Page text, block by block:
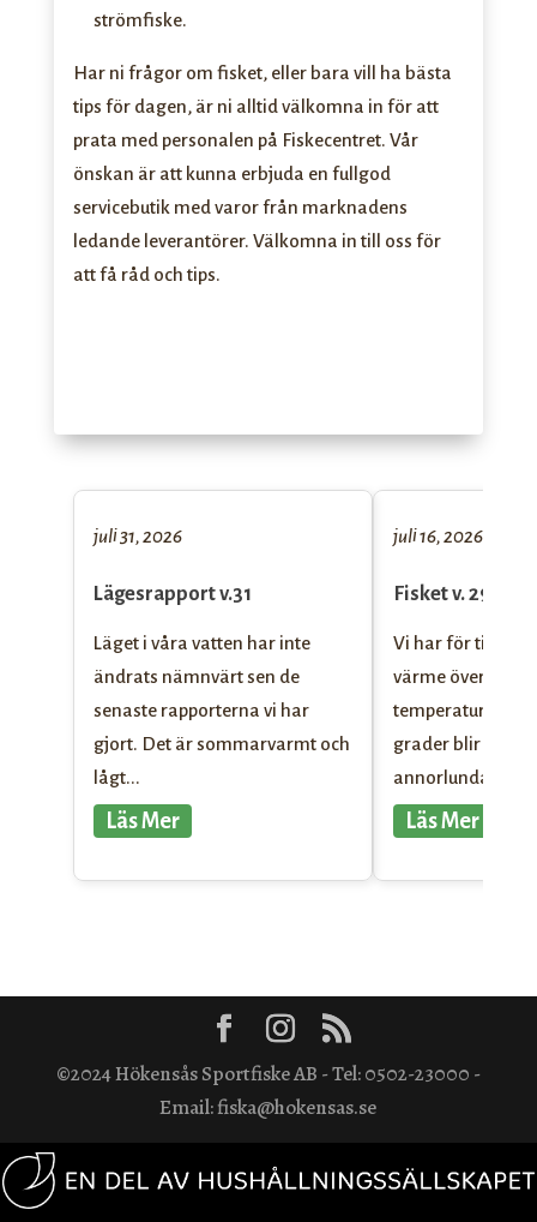
strömfiske.
Har ni frågor om fisket, eller bara vill ha bästa
tips för dagen, är ni alltid välkomna in för att
prata med personalen på Fiskecentret. Vår
önskan är att kunna erbjuda en fullgod
servicebutik med varor från marknadens
ledande leverantörer. Välkomna in till oss för
att få råd och tips.
juli 31, 2026
Lägesrapport v.31
Läget i våra vatten har inte
ändrats nämnvärt sen de
senaste rapporterna vi har
gjort. Det är sommarvarmt och
lågt...
Läs Mer
juli 16, 2026
Fisket v. 29-30!
Vi har för
värme över Åsen
temperaturer
grader blir fisket
annorlunda.
Läs Mer
©2024 Hökensås Sportfiske AB - Tel: 0502-23000 -
Email: fiska@hokensas.se